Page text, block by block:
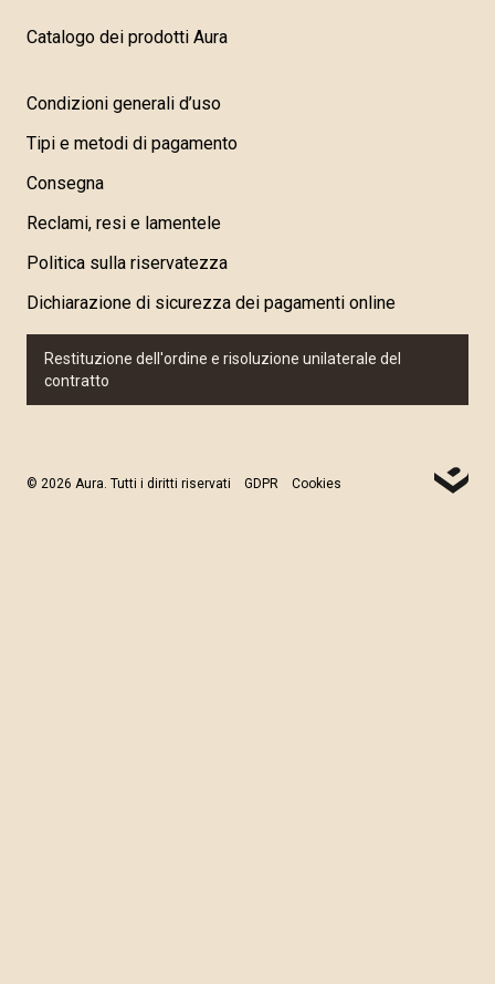
Catalogo dei prodotti Aura
Condizioni generali d’uso
Tipi e metodi di pagamento
Consegna
Reclami, resi e lamentele
Politica sulla riservatezza
Dichiarazione di sicurezza dei pagamenti online
Restituzione dell'ordine e risoluzione unilaterale del
contratto
© 2026 Aura. Tutti i diritti riservati GDPR Cookies